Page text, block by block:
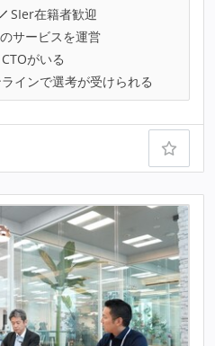
SIer在籍者歓迎
サービスを運営
CTOがいる
インで選考が受けられる